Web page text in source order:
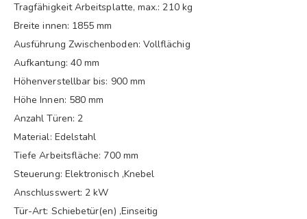
Tragfähigkeit Arbeitsplatte, max.: 210 kg
Breite innen: 1855 mm
Ausführung Zwischenboden: Vollflächig
Aufkantung: 40 mm
Höhenverstellbar bis: 900 mm
Höhe Innen: 580 mm
Anzahl Türen: 2
Material: Edelstahl
Tiefe Arbeitsfläche: 700 mm
Steuerung: Elektronisch ,Knebel
Anschlusswert: 2 kW
Tür-Art: Schiebetür(en) ,Einseitig